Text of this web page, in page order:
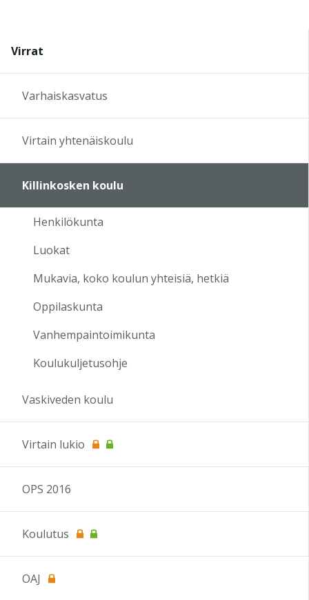
Virrat
Varhaiskasvatus
Virtain yhtenäiskoulu
Killinkosken koulu
Henkilökunta
Luokat
Mukavia, koko koulun yhteisiä, hetkiä
Oppilaskunta
Vanhempaintoimikunta
Koulukuljetusohje
Vaskiveden koulu
Virtain lukio
OPS 2016
Koulutus
OAJ